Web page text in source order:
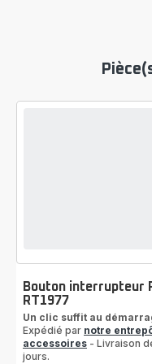
Bouton interrupteur
RT1977
Un clic suffit au
Expédié par notre
accessoires - Livraison
jours.